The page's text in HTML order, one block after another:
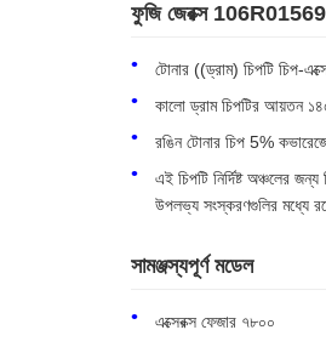
ফুজি জেরক্স
টোনার ((ড্রাম) চিপটি চিপ-
কালো ড্রাম চিপটির আয়তন
রঙিন টোনার চিপ 5%
এই চিপটি নির্দিষ্ট অঞ্চলের
উপলভ্য সংস্করণগুলির মধ্যে
সামঞ্জস্যপূর্ণ মডেল
এক্সেরক্স ফেজার ৭৮০০